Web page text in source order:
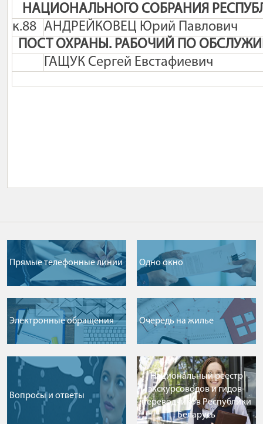
НАЦИОНАЛЬНОГО СОБРАНИЯ
к.88 АНДРЕЙКОВЕЦ Юрий Павлович
ПОСТ ОХРАНЫ. РАБОЧИЙ ПО
ГАЩУК Сергей Евстафиевич
Прямые телефонные линии Одно окно
Электронные обращения Очередь на жилье
Вопросы и ответы
Национальный реестр
экскурсоводов и гидов-
переводчиков Республики
Беларусь